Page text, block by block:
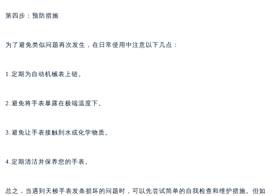
第四步：预防措施
为了避免类似问题再次发生，在日常使用中注意以下几点：
1.定期为自动机械表上链。
2.避免将手表暴露在极端温度下。
3.避免让手表接触到水或化学物质。
4.定期清洁并保养您的手表。
总之，当遇到天梭手表发条损坏的问题时，可以先尝试简单的自我检查和维护措施。但如